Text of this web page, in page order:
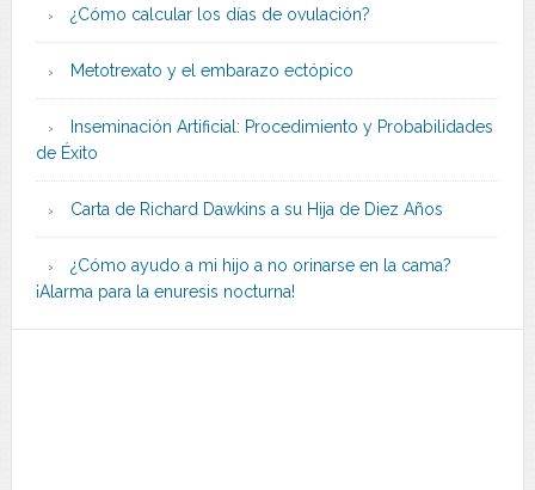
¿Cómo calcular los días de ovulación?
Metotrexato y el embarazo ectópico
Inseminación Artificial: Procedimiento y Probabilidades
de Éxito
Carta de Richard Dawkins a su Hija de Diez Años
¿Cómo ayudo a mi hijo a no orinarse en la cama?
¡Alarma para la enuresis nocturna!